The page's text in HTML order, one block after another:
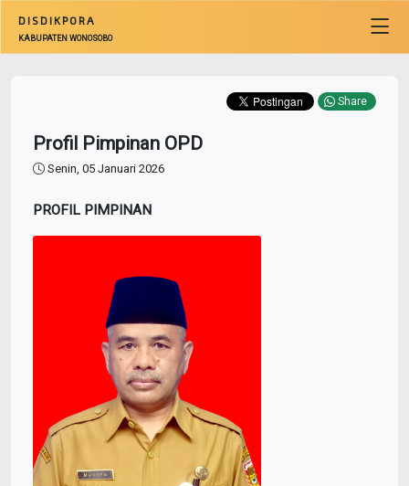
DISDIKPORA
KABUPATEN WONOSOBO
Share
Profil Pimpinan OPD
Senin, 05 Januari 2026
PROFIL PIMPINAN